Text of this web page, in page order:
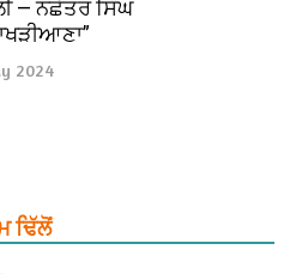
— ਨਛੱਤਰ ਸਿੰਘ
2024
ਢਿੱਲੋਂ